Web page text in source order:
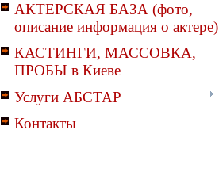
АКТЕРСКАЯ БАЗА (фото,
описание информация о актере)
КАСТИНГИ, МАССОВКА,
ПРОБЫ в Киеве
Услуги АБСТАР
Контакты